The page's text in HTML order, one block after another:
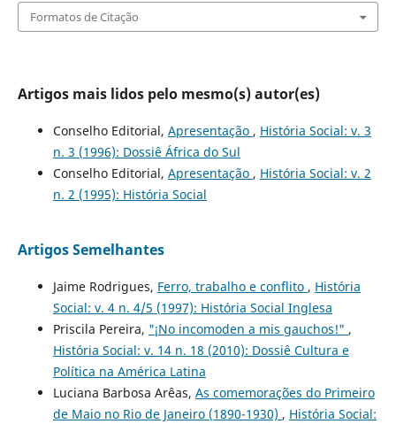
Formatos de Citação
Artigos mais lidos pelo mesmo(s) autor(es)
Conselho Editorial, Apresentação , História Social: v. 3
n. 3 (1996): Dossiê África do Sul
Conselho Editorial, Apresentação , História Social: v. 2
n. 2 (1995): História Social
Artigos Semelhantes
Jaime Rodrigues, Ferro, trabalho e conflito , História
Social: v. 4 n. 4/5 (1997): História Social Inglesa
Priscila Pereira, "¡No incomoden a mis gauchos!" ,
História Social: v. 14 n. 18 (2010): Dossiê Cultura e
Política na América Latina
Luciana Barbosa Arêas, As comemorações do Primeiro
de Maio no Rio de Janeiro (1890-1930) , História Social: